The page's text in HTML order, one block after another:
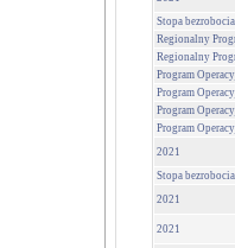
Stopa bezrobocia
Regionalny
Regionalny
Program
Program
Program
Program
2021
Stopa bezrobocia
2021
2021